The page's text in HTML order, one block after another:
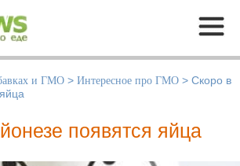
Меню
и ГМО > Интересное про ГМО > Скоро в
появятся яйца